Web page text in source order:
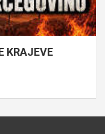
KRAJEVE